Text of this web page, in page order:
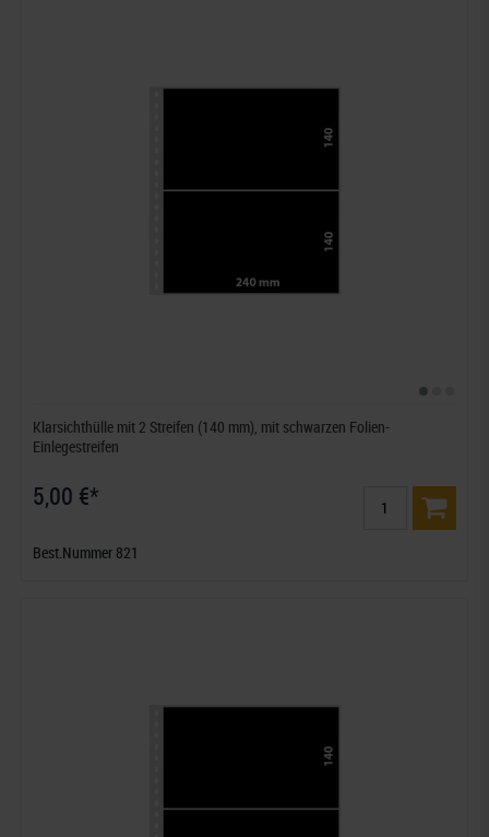
Klarsichthülle mit 2 Streifen (140 mm), mit schwarzen Folien-
Einlegestreifen
5,00 €*
Best.Nummer 821